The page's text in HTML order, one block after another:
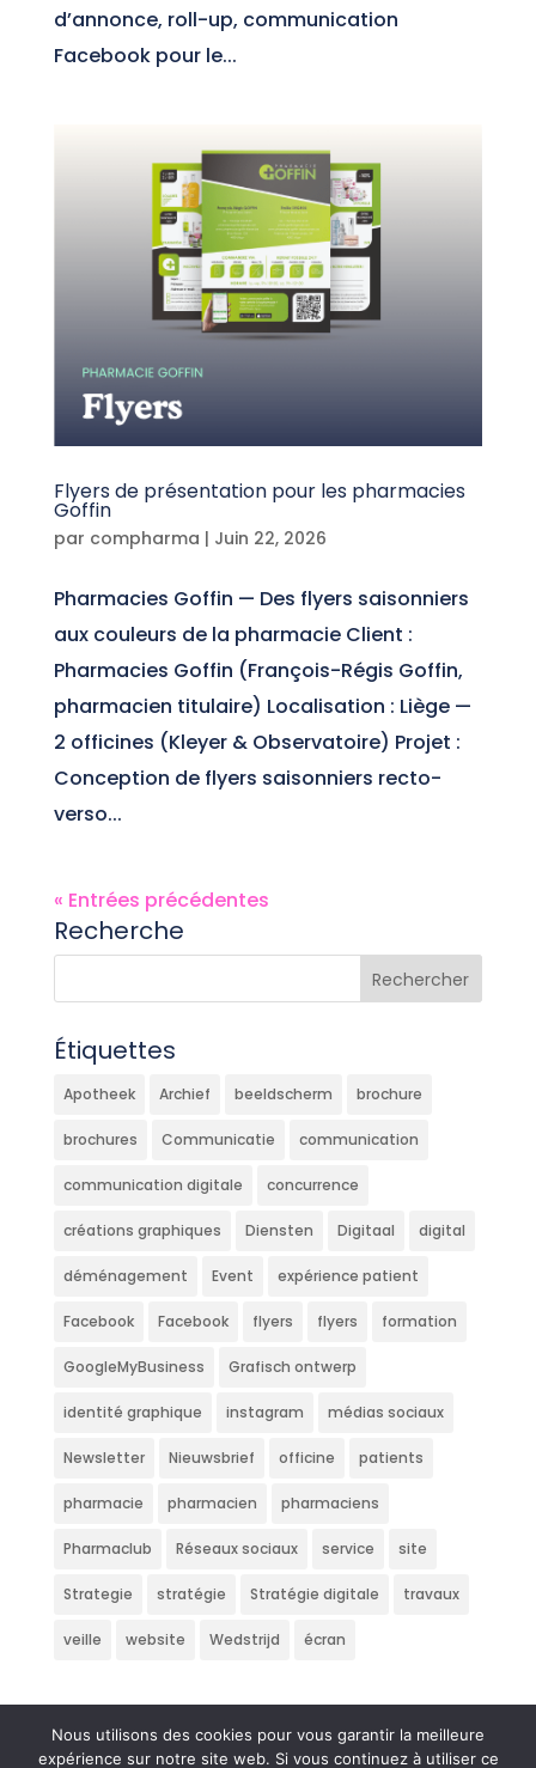
d’annonce, roll-up, communication
Facebook pour le...
Flyers de présentation pour les pharmacies
Goffin
par compharma | Juin 22, 2026
Pharmacies Goffin — Des flyers saisonniers
aux couleurs de la pharmacie Client :
Pharmacies Goffin (François-Régis Goffin,
pharmacien titulaire) Localisation : Liège —
2 officines (Kleyer & Observatoire) Projet :
Conception de flyers saisonniers recto-
verso...
« Entrées précédentes
Recherche
Étiquettes
Apotheek Archief beeldscherm brochure
brochures Communicatie communication
communication digitale concurrence
créations graphiques Diensten Digitaal digital
déménagement Event expérience patient
Facebook Facebook flyers flyers formation
GoogleMyBusiness Grafisch ontwerp
identité graphique instagram médias sociaux
Newsletter Nieuwsbrief officine patients
pharmacie pharmacien pharmaciens
Pharmaclub Réseaux sociaux service site
Strategie stratégie Stratégie digitale travaux
veille website Wedstrijd écran
Nous utilisons des cookies pour vous garantir la meilleure
expérience sur notre site web. Si vous continuez à utiliser ce